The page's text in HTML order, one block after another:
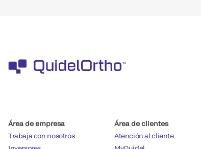
Área de empresa
Trabaja con nosotros
Área de clientes
Atención al cliente